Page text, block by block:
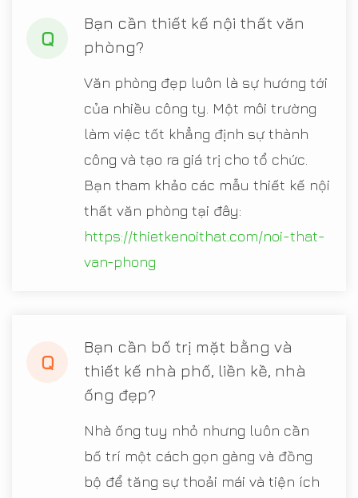
Q
Bạn cần thiết kế nội thất văn
phòng?
Văn phòng đẹp luôn là sự hướng tới
của nhiều công ty. Một môi trường
làm việc tốt khẳng định sự thành
công và tạo ra giá trị cho tổ chức.
Bạn tham khảo các mẫu thiết kế nội
thất văn phòng tại đây:
https://thietkenoithat.com/noi-that-
van-phong
Q
Bạn cần bố trị mặt bằng và
thiết kế nhà phố, liền kề, nhà
ống đẹp?
Nhà ống tuy nhỏ nhưng luôn cần
bố trí một cách gọn gàng và đồng
bộ để tăng sự thoải mái và tiện ích